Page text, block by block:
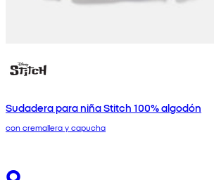
Sudadera para niña Stitch 100% algodón
con cremallera y capucha